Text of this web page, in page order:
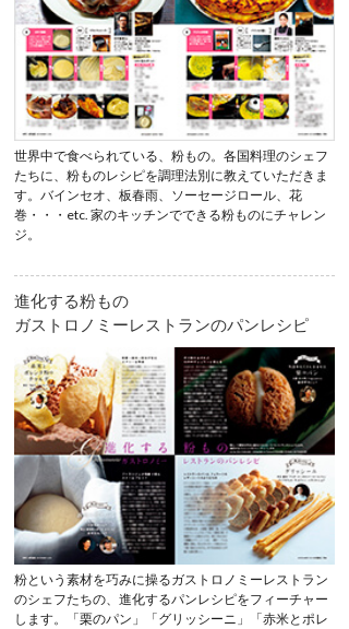
世界中で食べられている、粉もの。各国料理のシェフ
たちに、粉ものレシピを調理法別に教えていただきま
す。バインセオ、板春雨、ソーセージロール、花
巻・・・etc. 家のキッチンでできる粉ものにチャレン
ジ。
進化する粉もの
ガストロノミーレストランのパンレシピ
粉という素材を巧みに操るガストロノミーレストラン
のシェフたちの、進化するパンレシピをフィーチャー
します。「栗のパン」「グリッシーニ」「赤米とポレ